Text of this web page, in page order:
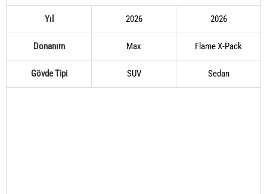
Yıl 2026 2026
Donanım Max Flame X-Pack
Gövde Tipi SUV Sedan